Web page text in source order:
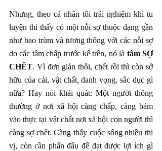
Nhưng, theo cá nhân tôi trải nghiệm khi tu
luyện thì thấy có một nỗi sợ thuộc dạng gần
như bao trùm và tương thông với các nỗi sợ
do các tâm chấp trước kể trên, nó là tâm SỢ
CHẾT. Vì đơn giản thôi, chết rồi thì còn sở
hữu của cải, vật chất, danh vọng, sắc dục gì
nữa? Hay nói khái quát: Một người thông
thường ở nơi xã hội càng chấp, càng bám
vào thực tại vật chất nơi xã hội con người thì
càng sợ chết. Càng thấy cuộc sống nhiều thi
vị, còn cần phấn đấu để đạt được lợi ích gì